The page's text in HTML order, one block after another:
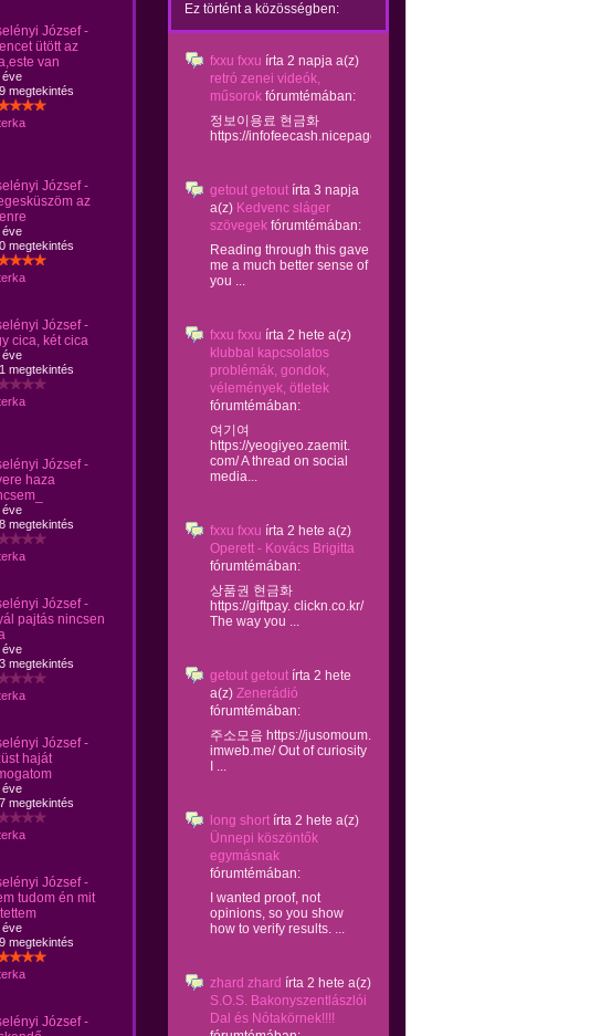
József -
ütött az
van
éve
megtekintés
József -
az
éve
megtekintés
József -
cica, két cica
éve
megtekintés
József -
haza
éve
megtekintés
József -
pajtás nincsen
éve
megtekintés
József -
haját
éve
megtekintés
József -
tudom én mit
éve
megtekintés
József -
Ez történt a közösségben:
fxxu fxxu írta 2 napja a(z)
retró zenei videók,
műsorok fórumtémában:
정보이용료 현금화
https://infofeecash.nicepage...
getout getout írta 3 napja
a(z) Kedvenc sláger
szövegek fórumtémában:
Reading through this gave
me a much better sense of
you ...
fxxu fxxu írta 2 hete a(z)
klubbal kapcsolatos
problémák, gondok,
vélemények, ötletek
fórumtémában:
여기여
https://yeogiyeo.zaemit.
com/ A thread on social
media...
fxxu fxxu írta 2 hete a(z)
Operett - Kovács Brigitta
fórumtémában:
상품권 현금화
https://giftpay. clickn.co.kr/
The way you ...
getout getout írta 2 hete
a(z) Zenerádió
fórumtémában:
주소모음 https://jusomoum.
imweb.me/ Out of curiosity
I ...
long short írta 2 hete a(z)
Ünnepi köszöntők
egymásnak
fórumtémában:
I wanted proof, not
opinions, so you show
how to verify results. ...
zhard zhard írta 2 hete a(z)
S.O.S. Bakonyszentlászlói
Dal és Nótakörnek!!!!